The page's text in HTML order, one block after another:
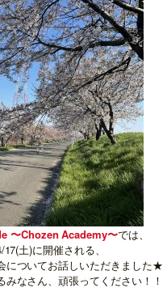
〜Chozen Academy〜では、
土)に開催される、
についてお話しいただきました★
みなさん、頑張ってください！！